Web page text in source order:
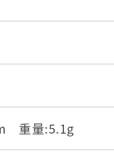
重量:5.1g